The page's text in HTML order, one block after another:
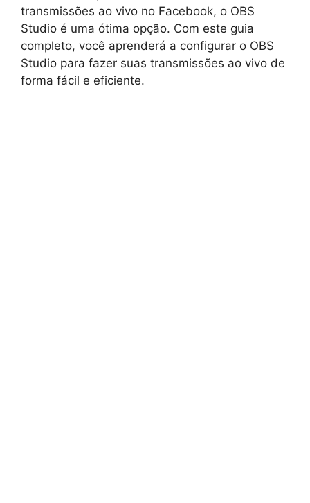
transmissões ao vivo no Facebook, o OBS
Studio é uma ótima opção. Com este guia
completo, você aprenderá a configurar o OBS
Studio para fazer suas transmissões ao vivo de
forma fácil e eficiente.